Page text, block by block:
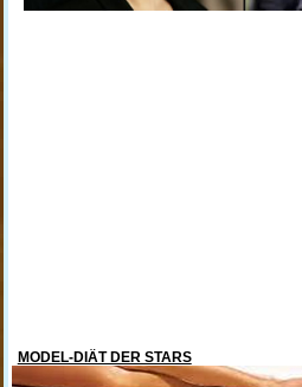
MODEL-DIÄT DER STARS